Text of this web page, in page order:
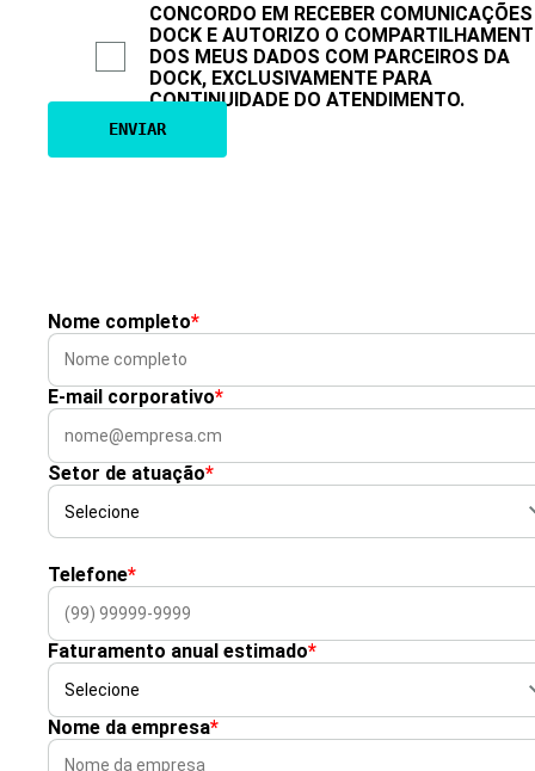
CONCORDO EM RECEBER
DOCK E AUTORIZO O
DOS MEUS DADOS COM PARCEIROS DA
DOCK, EXCLUSIVAMENTE PARA
CONTINUIDADE DO ATENDIMENTO.
Nome completo*
E-mail corporativo*
Setor de atuação*
Telefone*
Faturamento anual estimado*
Nome da empresa*